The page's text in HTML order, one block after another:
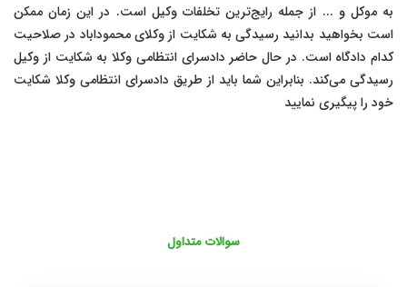
به موکل و ... از جمله رایج‌ترین تخلفات وکیل است. در این زمان ممکن
است بخواهید بدانید رسیدگی به شکایت از وکلای محموداباد در صلاحیت
کدام دادگاه است. در حال حاضر دادسرای انتظامی وکلا به شکایت از وکیل
رسیدگی می‌کند. بنابراین شما باید از طریق دادسرای انتظامی وکلا شکایت
خود را پیگیری نمایید
سوالات متداول